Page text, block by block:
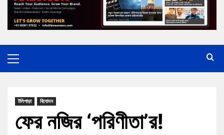
টলিপাড়া বিনোদন
ফের নজির ‘পরিণীতা’র!